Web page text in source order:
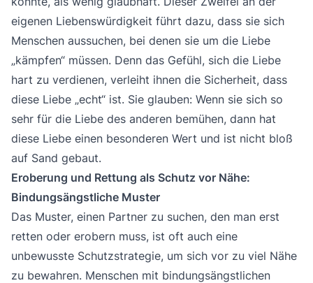
eigenen Liebenswürdigkeit führt dazu, dass sie sich
Menschen aussuchen, bei denen sie um die Liebe
„kämpfen“ müssen. Denn das Gefühl, sich die Liebe
hart zu verdienen, verleiht ihnen die Sicherheit, dass
diese Liebe „echt“ ist. Sie glauben: Wenn sie sich so
sehr für die Liebe des anderen bemühen, dann hat
diese Liebe einen besonderen Wert und ist nicht bloß
auf Sand gebaut.
Eroberung und Rettung als Schutz vor Nähe:
Bindungsängstliche Muster
Das Muster, einen Partner zu suchen, den man erst
retten oder erobern muss, ist oft auch eine
unbewusste Schutzstrategie, um sich vor zu viel Nähe
zu bewahren. Menschen mit bindungsängstlichen